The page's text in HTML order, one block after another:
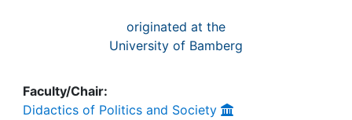
originated at the
University of Bamberg
Faculty/Chair:
Didactics of Politics and Society